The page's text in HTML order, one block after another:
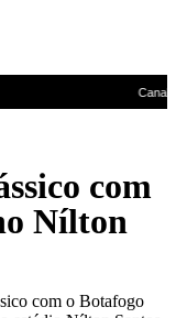
com
Nílton
com o Botafogo